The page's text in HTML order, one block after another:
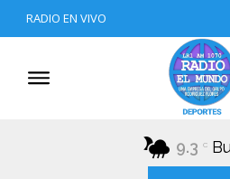
RADIO EN VIVO
9.3 C